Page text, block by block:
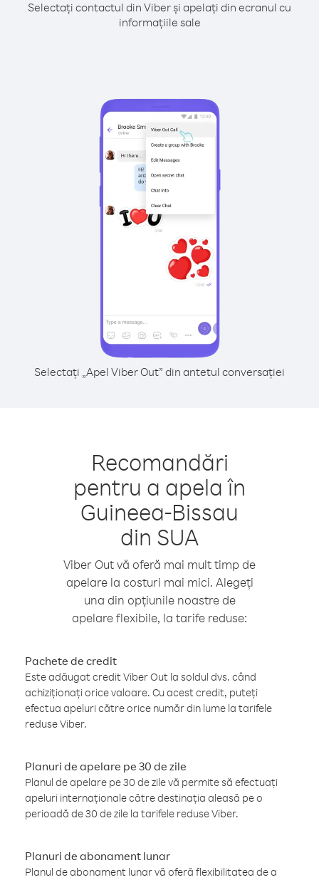
Selectați contactul din Viber și apelați din ecranul cu
informațiile sale
Selectați „Apel Viber Out” din antetul conversației
Recomandări
pentru a apela în
Guineea-Bissau
din SUA
Viber Out vă oferă mai mult timp de
apelare la costuri mai mici. Alegeți
una din opțiunile noastre de
apelare flexibile, la tarife reduse:
Pachete de credit
Este adăugat credit Viber Out la soldul dvs. când
achiziționați orice valoare. Cu acest credit, puteți
efectua apeluri către orice număr din lume la tarifele
reduse Viber.
Planuri de apelare pe 30 de zile
Planul de apelare pe 30 de zile vă permite să efectuați
apeluri internaționale către destinația aleasă pe o
perioadă de 30 de zile la tarifele reduse Viber.
Planuri de abonament lunar
Planul de abonament lunar vă oferă flexibilitatea de a